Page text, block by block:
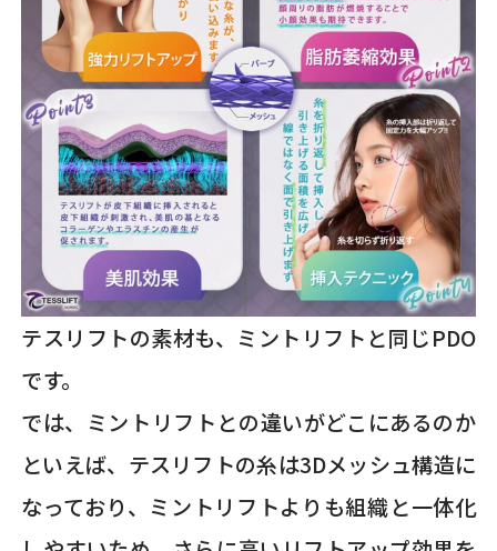
テスリフトの素材も、ミントリフトと同じPDO
です。
では、ミントリフトとの違いがどこにあるのか
といえば、テスリフトの糸は3Dメッシュ構造に
なっており、ミントリフトよりも組織と一体化